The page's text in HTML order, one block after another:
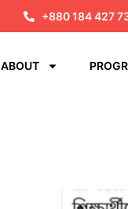
+880 184 427
ABOUT